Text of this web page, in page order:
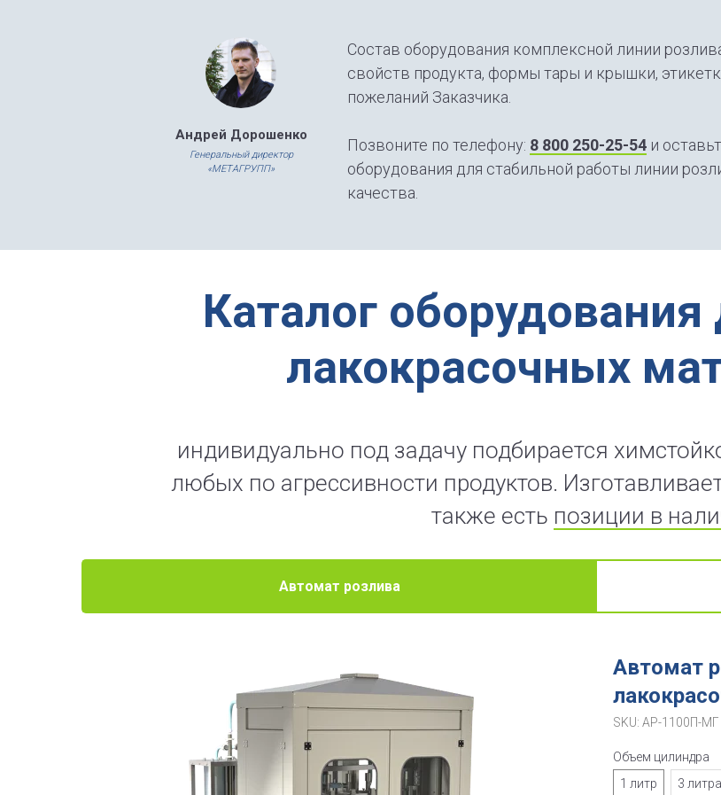
Андрей Дорошенко
Генеральный директор
«МЕТАГРУПП»
Состав оборудования комплексной линии
свойств продукта, формы тары и крышки,
пожеланий Заказчика.
Позвоните по телефону: 8 800 250-25-54 и
оборудования для стабильной работы линии
качества.
Каталог
лакокрасочных
индивидуально под задачу подбирается
любых по агрессивности продуктов.
также есть позиции в
Автомат розлива
Автомат
SKU: АР-1100П-МГ
Объем цилиндра
1 литр
3 литра